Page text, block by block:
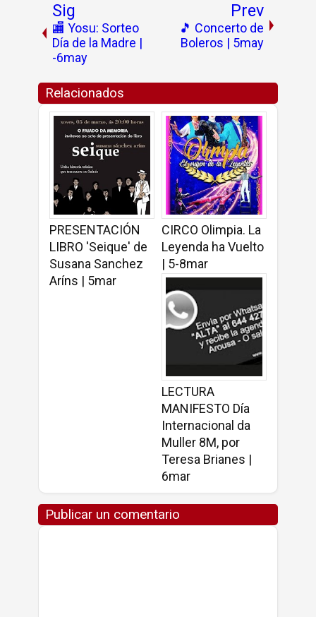
Sig
🏬 Yosu: Sorteo
Día de la Madre |
-6may
Prev
🎵 Concerto de
Boleros | 5may
Relacionados
PRESENTACIÓN
LIBRO 'Seique' de
Susana Sanchez
Aríns | 5mar
CIRCO Olimpia. La
Leyenda ha Vuelto
| 5-8mar
LECTURA
MANIFESTO Día
Internacional da
Muller 8M, por
Teresa Brianes |
6mar
Publicar un comentario